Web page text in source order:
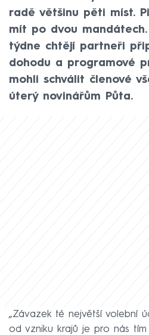
radě většinu pěti míst.
mít po dvou
týdne chtějí partneři
dohodu a programové
mohli schválit členové
úterý novinářům Půta.
„Závazek té největší volební
od vzniku krajů je pro nás